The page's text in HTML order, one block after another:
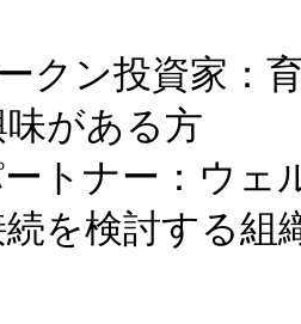
ン投資家：育
がある方
ナー：ウェ
続を検討する